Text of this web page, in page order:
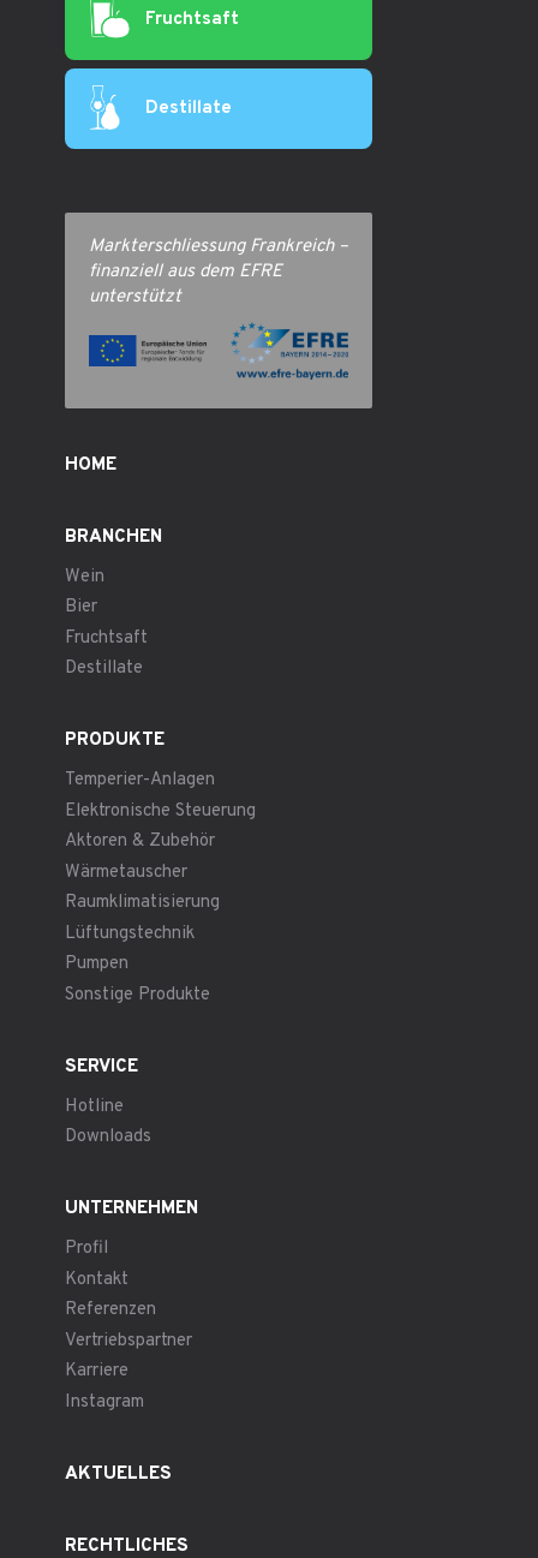
Fruchtsaft
Destillate
Markterschliessung Frankreich –
finanziell aus dem EFRE
unterstützt
HOME
BRANCHEN
Wein
Bier
Fruchtsaft
Destillate
PRODUKTE
Temperier-Anlagen
Elektronische Steuerung
Aktoren & Zubehör
Wärmetauscher
Raumklimatisierung
Lüftungstechnik
Pumpen
Sonstige Produkte
SERVICE
Hotline
Downloads
UNTERNEHMEN
Profil
Kontakt
Referenzen
Vertriebspartner
Karriere
Instagram
AKTUELLES
RECHTLICHES